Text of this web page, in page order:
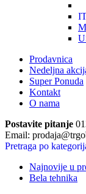
Prodavnica
Nedeljna
Super Ponuda
Kontakt
O nama
Postavite pitanje
Email:
Pretraga po
Najnovije u
Bela tehnika